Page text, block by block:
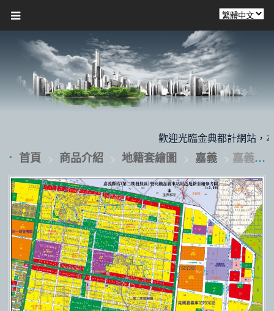
歡迎光臨金典都計網站，
首頁 商品介紹 地籍套繪圖 嘉義 嘉義縣治(第二期發展區)暨高鐵嘉義站地籍圖(太保)